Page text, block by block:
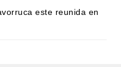
este reunida en